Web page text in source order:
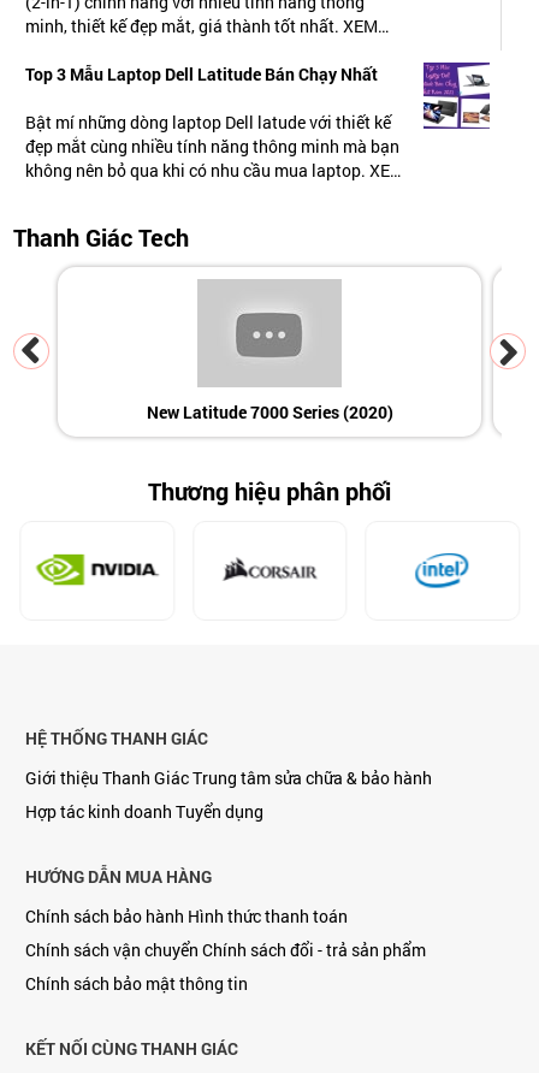
chuyên nghiệp bằng laptop nhờ sở hữu cấu hình
vượt trội đáp , và bạn hoàn toàn có thể sở hữu
ngay sản phẩm laptop Latitude chính hãng với giá
Latitude là một chiếc laptop dell
với đa dạng phân
vì nhiều tính năng ưu việt. Với sự đa dạng trong
dòng máy: 3000, 5000, 7000, rugged series, ngoài
ra thì còn các dòng phụ như dell latitude E, D, XFR,
cũng khá nổi bật
Vậy còn gì về máy latitude mà chúng ta chưa biết
thì hãy cùng Thanh Giác tìm hiểu xem latitude có
Laptop Dell Latitude có điểm gì
minh, thiết kế đẹp mắt, giá thành tốt nhất. XEM
Top 3 Mẫu Laptop Dell Latitude Bán Chạy Nhất
Bật mí những dòng laptop Dell latude với thiết kế
đẹp mắt cùng nhiều tính năng thông minh mà bạn
không nên bỏ qua khi có nhu cầu mua laptop. XEM
Thanh Giác Tech
New Latitude 7000 Series (2020)
Thương hiệu phân phối
HỆ THỐNG THANH GIÁC
Giới thiệu Thanh GiácTrung tâm sửa chữa & bảo hành
Hợp tác kinh doanh Tuyển dụng
HƯỚNG DẪN MUA HÀNG
Chính sách bảo hành Hình thức thanh toán
Chính sách vận chuyển Chính sách đổi - trả sản phẩm
Chính sách bảo mật thông tin
KẾT NỐI CÙNG THANH GIÁC